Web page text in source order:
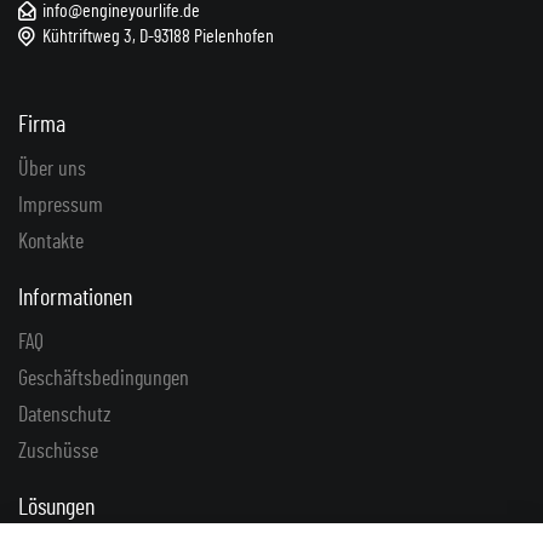
info@engineyourlife.de
Kühtriftweg 3, D-93188 Pielenhofen
Firma
Über uns
Impressum
Kontakte
Informationen
FAQ
Geschäftsbedingungen
Datenschutz
Zuschüsse
Lösungen